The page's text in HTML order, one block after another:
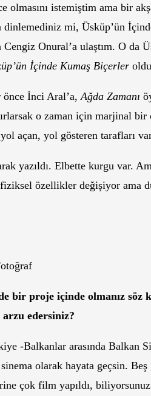
olmasını istemiştim ama bir
mi, Üsküp’ün
Onural’a ulaştım. O da
İçinde Kumaş Biçerler
İnci Aral’a, Ağda Zamanı
o zaman için marjinal
açan, yol gösteren tarafları
yazıldı. Elbette kurgu var.
özellikler değişiyor ama
proje içinde olmanız söz
arzu edersiniz?
-Balkanlar arasında Balkan
olarak hayata geçsin.
çok film yapıldı,